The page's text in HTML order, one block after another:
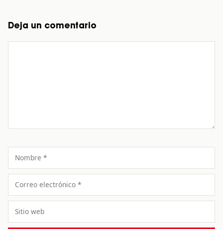
Deja un comentario
Nombre
Correo
electrónico
Sitio
web